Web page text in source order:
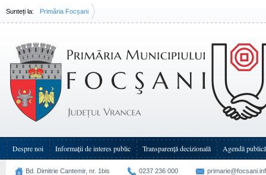
Sunteți la: Primăria Focșani
Despre noi Informații de interes public Transparenţă decizională Agendă publică
Bd. Dimitrie Cantemir, nr. 1bis 0237 236 000